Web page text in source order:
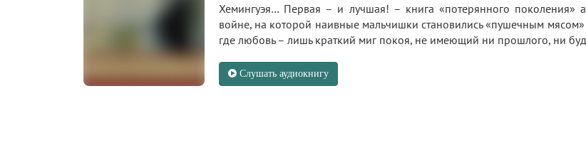
Хемингуэя… Первая – и лучшая! – книга «потерянного
войне, на которой наивные мальчишки становились «пушечным
где любовь – лишь краткий миг покоя, не имеющий ни прошлого, ни
Слушать аудиокнигу